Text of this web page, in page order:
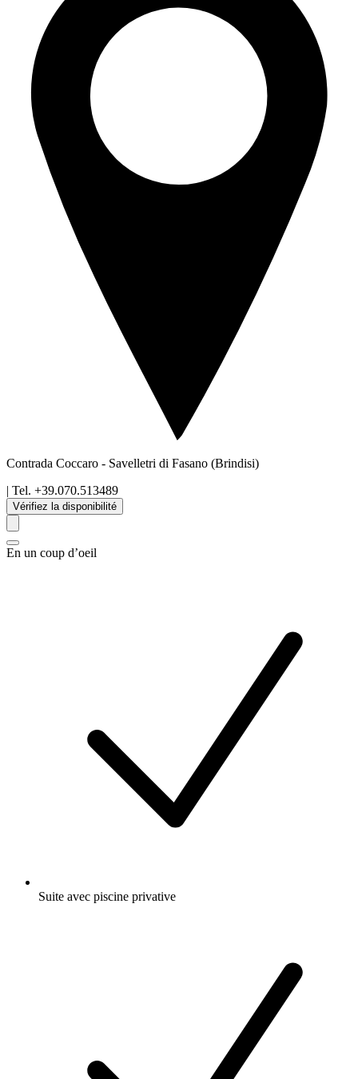
Contrada Coccaro - Savelletri di Fasano (Brindisi)
| Tel. +39.070.513489
Vérifiez la disponibilité
En un coup d’oeil
Suite avec piscine privative